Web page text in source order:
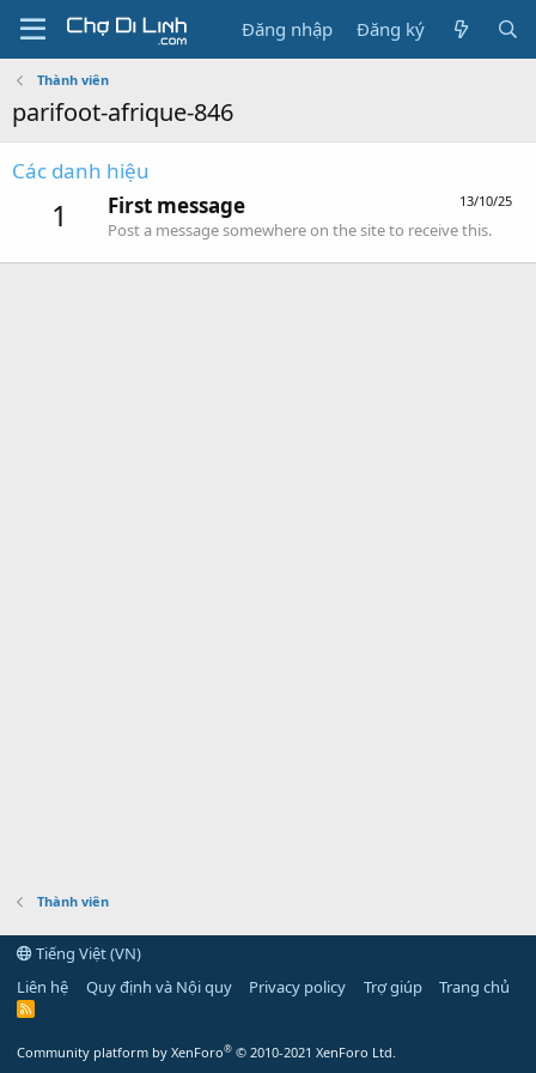
Đăng nhập Đăng ký
Thành viên
parifoot-afrique-846
Các danh hiệu
1 13/10/25
First message
Post a message somewhere on the site to receive this.
Thành viên
Tiếng Việt (VN)
Liên hệ
Quy định và Nội quy Privacy policy Trợ giúp Trang chủ
R
Community platform by XenForo® © 2010-2021 XenForo Ltd.